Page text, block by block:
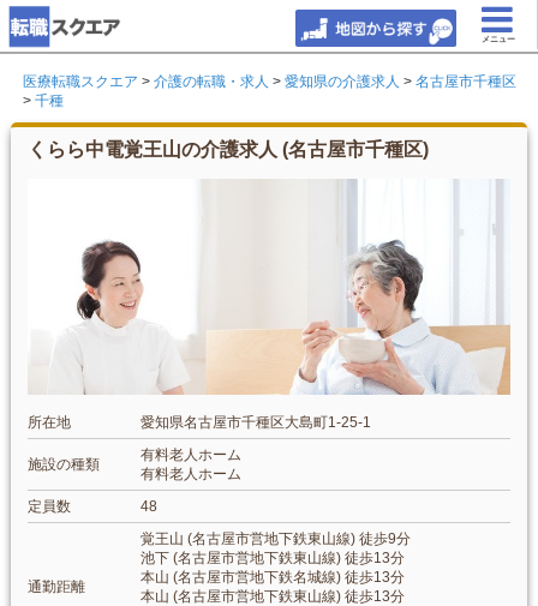
メニュー
医療転職スクエア > 介護の転職・求人 > 愛知県の介護求人 > 名古屋市千種区
> 千種
くらら中電覚王山の介護求人 (名古屋市千種区)
所在地 愛知県名古屋市千種区大島町1-25-1
施設の種類
有料老人ホーム
有料老人ホーム
定員数
48
通勤距離
覚王山 (名古屋市営地下鉄東山線) 徒歩9分
池下 (名古屋市営地下鉄東山線) 徒歩13分
本山 (名古屋市営地下鉄名城線) 徒歩13分
本山 (名古屋市営地下鉄東山線) 徒歩13分